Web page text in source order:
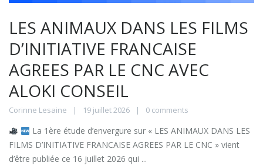
LES ANIMAUX DANS LES FILMS
D’INITIATIVE FRANCAISE
AGREES PAR LE CNC AVEC
ALOKI CONSEIL
Corinne Lesaine 19 juillet 2026 0 comments
La 1ère étude d’envergure sur « LES ANIMAUX DANS LES
FILMS D’INITIATIVE FRANCAISE AGREES PAR LE CNC » vient
d’être publiée ce 16 juillet 2026 qui ...